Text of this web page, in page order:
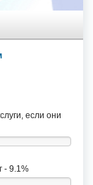
если они
- 9.1%